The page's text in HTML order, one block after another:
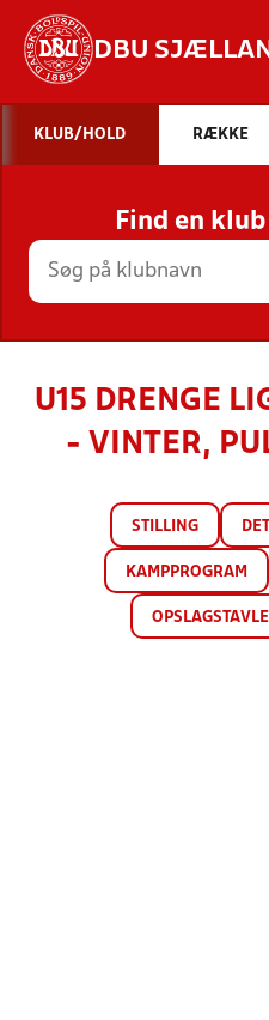
DBU
STILLINGER,
KLUB/HOLD RÆKKE
Find en
U15 DRENGE
- VINTER,
STILLING
KAMPPROGRAM